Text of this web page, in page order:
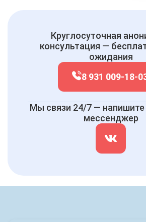
Круглосуточная
консультация —
ожидания
8 931 009-18-
Мы связи 24/7 —
мессенджер